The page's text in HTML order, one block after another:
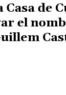
Casa de
el